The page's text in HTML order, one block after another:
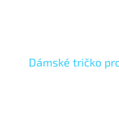
Dámské tričko